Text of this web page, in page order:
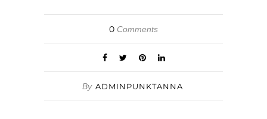
0 Comments
By ADMINPUNKTANNA